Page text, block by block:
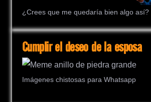
¿Crees que me quedaría bien algo así?
Cumplir el deseo de la esposa
Imágenes chistosas para Whatsapp